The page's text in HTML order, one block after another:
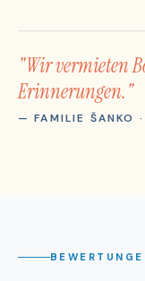
"Wir vermieten
Erinnerungen."
— FAMILIE ŠANKO